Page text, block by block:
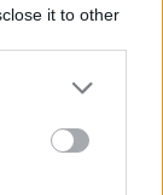
it to other
more Google
may click to
tags to
Google